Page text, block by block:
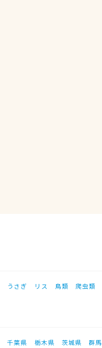
うさぎ リス 鳥類 爬虫類
千葉県 栃木県 茨城県
群